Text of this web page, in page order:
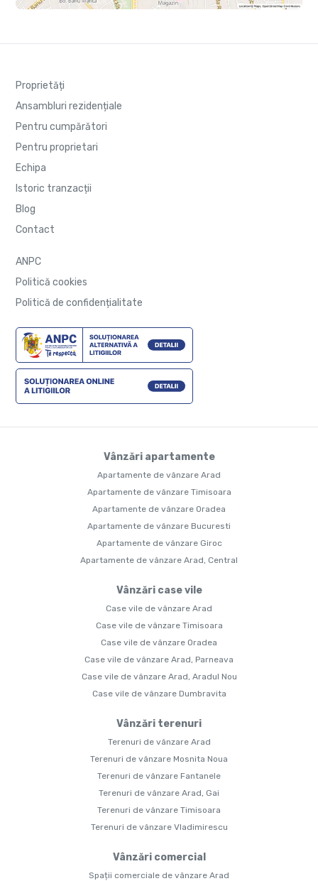
Proprietăți
Ansambluri rezidențiale
Pentru cumpărători
Pentru proprietari
Echipa
Istoric tranzacții
Blog
Contact
ANPC
Politică cookies
Politică de confidențialitate
Vânzări apartamente
Apartamente de vânzare Arad
Apartamente de vânzare Timisoara
Apartamente de vânzare Oradea
Apartamente de vânzare Bucuresti
Apartamente de vânzare Giroc
Apartamente de vânzare Arad, Central
Vânzări case vile
Case vile de vânzare Arad
Case vile de vânzare Timisoara
Case vile de vânzare Oradea
Case vile de vânzare Arad, Parneava
Case vile de vânzare Arad, Aradul Nou
Case vile de vânzare Dumbravita
Vânzări terenuri
Terenuri de vânzare Arad
Terenuri de vânzare Mosnita Noua
Terenuri de vânzare Fantanele
Terenuri de vânzare Arad, Gai
Terenuri de vânzare Timisoara
Terenuri de vânzare Vladimirescu
Vânzări comercial
Spații comerciale de vânzare Arad